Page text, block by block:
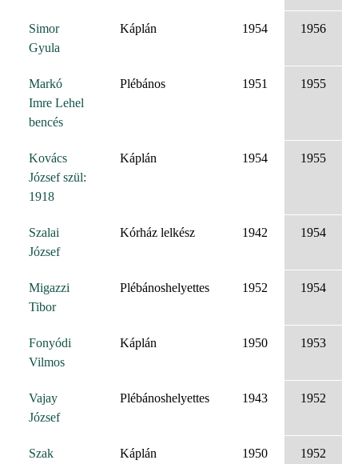
Simor
Gyula
Káplán 1954 1956
Markó
Imre Lehel
bencés
Plébános 1951 1955
Kovács
József szül:
1918
Káplán 1954 1955
Szalai
József
Kórház lelkész 1942 1954
Migazzi
Tibor
Plébánoshelyettes 1952 1954
Fonyódi
Vilmos
Káplán 1950 1953
Vajay
József
Plébánoshelyettes 1943 1952
Szak
Káplán 1950 1952